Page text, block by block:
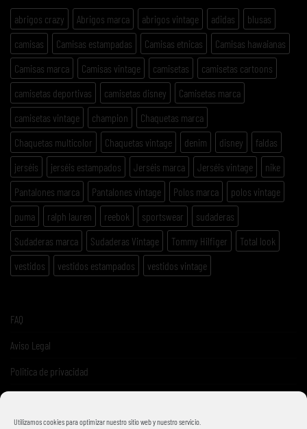
Utilizamos cookies para optimizar nuestro sitio web y nuestro servicio.
abrigos crazy Abrigos marca abrigos vintage adidas
blusas
camisas
Camisas estampadas Camisas etnicas
Camisas hawaianas
Camisas marca
Camisas vintage camisetas
camisetas cartoons
camisetas deportivas
camisetas disney
Camisetas marca
camisetas vintage
champion
Chaquetas marca
Chaquetas multicolor
Chaquetas vintage denim disney
faldas
jerséis
jerséis estampados Jerséis marca Jerséis vintage
nike
Pantalones marca
Pantalones vintage Polos marca
polos vintage
puma
ralph lauren reebok sportswear
sudaderas
Sudaderas marca
Sudaderas Vintage Tommy Hilfiger
Total look
vestidos
vestidos estampados vestidos vintage
FAQ
Aviso Legal
Politica de privacidad